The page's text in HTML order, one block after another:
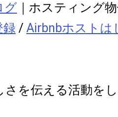
グ ｜ホスティング
録 / Airbnbホストは
さを伝える活動を